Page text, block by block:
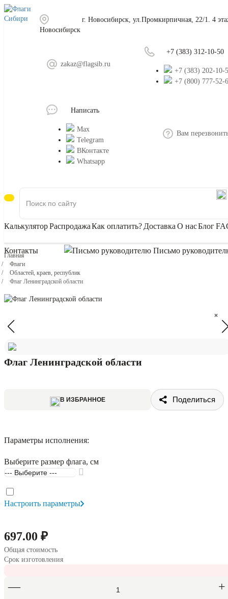
г. Новосибирск, ул.Промкирпичная, 22/1. 4
Новосибирск
zakaz@flagsib.ru
+7 (383) 312-10-50
+7 (383) 202-10-
+7 (800) 777-52-
Написать
Max
Telegram
ВКонтакте
Whatsapp
Вам
КалькуляторРаспродажаКак оплатить? Доставка О насБлог
Контакты Письмо
Главная
Флаги
Областей, краев, республик
Флаг Ленинградской области
Флаг Ленинградской области
В ИЗБРАННОЕ Поделиться
Параметры исполнения:
Выберите размер флага, см
Настроить параметры
697.00 ₽
Общая стоимость
Срок изготовления
×
×